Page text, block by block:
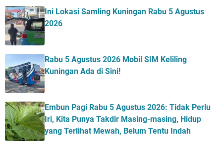
Ini Lokasi Samling Kuningan Rabu 5 Agustus
2026
Rabu 5 Agustus 2026 Mobil SIM Keliling
Kuningan Ada di Sini!
Embun Pagi Rabu 5 Agustus 2026: Tidak Perlu
Iri, Kita Punya Takdir Masing-masing, Hidup
yang Terlihat Mewah, Belum Tentu Indah